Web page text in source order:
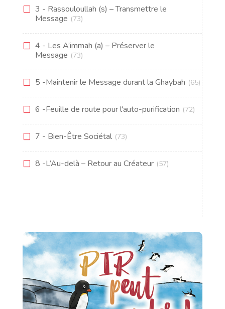
3 - Rassouloullah (s) – Transmettre le
Message (73)
4 - Les A’immah (a) – Préserver le
Message (73)
5 -Maintenir le Message durant la Ghaybah (65)
6 -Feuille de route pour l'auto-purification (72)
7 - Bien-Être Sociétal (73)
8 -L’Au-delà – Retour au Créateur (57)